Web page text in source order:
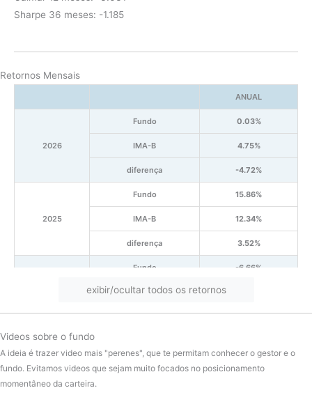
Sharpe 36 meses: -1.185
Retornos Mensais
ANUAL
2026
Fundo 0.03%
IMA-B 4.75%
diferença -4.72%
2025
Fundo 15.86%
IMA-B 12.34%
diferença 3.52%
Fundo -6.66%
IMA-B
diferença -4.64%
2023 IMA-B 16.13%
exibir/ocultar todos os retornos
Videos sobre o fundo
A ideia é trazer video mais "perenes", que te permitam conhecer o gestor e o
fundo. Evitamos videos que sejam muito focados no posicionamento
momentâneo da carteira.